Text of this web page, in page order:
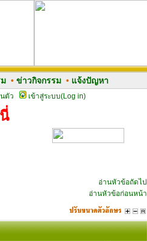
• ข่าวกิจกรรม• แจ้งปัญหา
ตัว เข้าสู่ระบบ(Log in)
อ่านหัวข้อถัดไป
อ่านหัวข้อก่อนหน้า